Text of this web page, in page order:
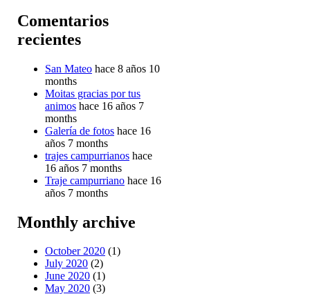
Comentarios
recientes
San Mateo hace 8 años 10
months
Moitas gracias por tus
animos hace 16 años 7
months
Galería de fotos hace 16
años 7 months
trajes campurrianos hace
16 años 7 months
Traje campurriano hace 16
años 7 months
Monthly archive
October 2020 (1)
July 2020 (2)
June 2020 (1)
May 2020 (3)